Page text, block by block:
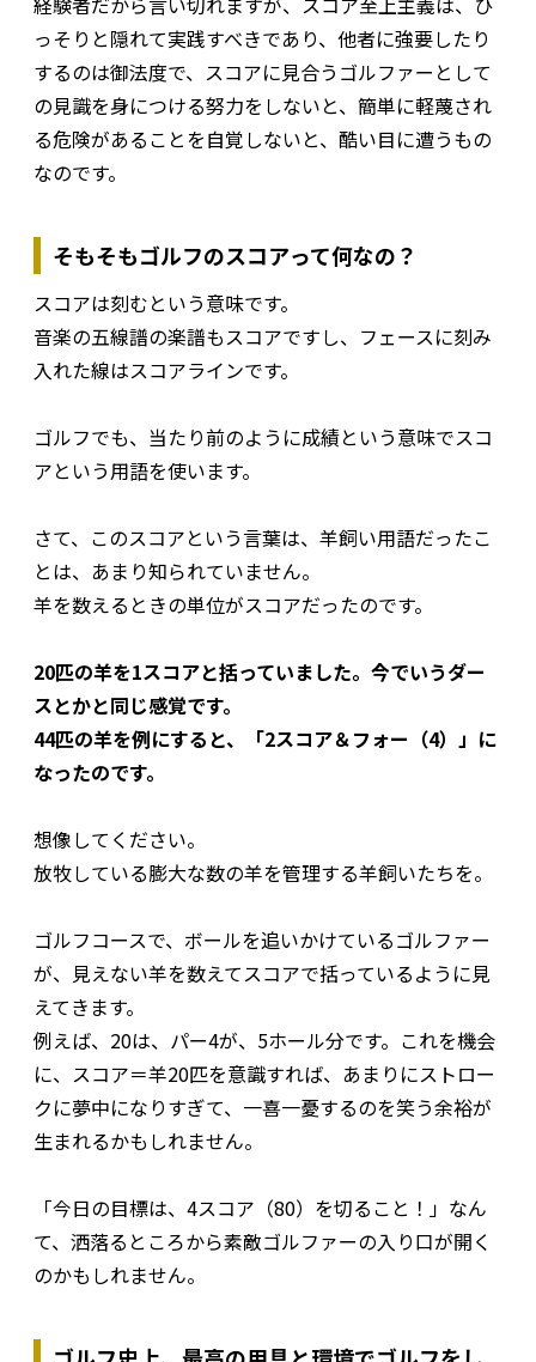
っそりと隠れて実践すべきであり、他者に強要したり
するのは御法度で、スコアに見合うゴルファーとして
の見識を身につける努力をしないと、簡単に軽蔑され
る危険があることを自覚しないと、酷い目に遭うもの
なのです。
そもそもゴルフのスコアって何なの？
スコアは刻むという意味です。
音楽の五線譜の楽譜もスコアですし、フェースに刻み
入れた線はスコアラインです。
ゴルフでも、当たり前のように成績という意味でスコ
アという用語を使います。
さて、このスコアという言葉は、羊飼い用語だったこ
とは、あまり知られていません。
羊を数えるときの単位がスコアだったのです。
20匹の羊を1スコアと括っていました。今でいうダー
スとかと同じ感覚です。
44匹の羊を例にすると、「2スコア＆フォー（4）」に
なったのです。
想像してください。
放牧している膨大な数の羊を管理する羊飼いたちを。
ゴルフコースで、ボールを追いかけているゴルファー
が、見えない羊を数えてスコアで括っているように見
えてきます。
例えば、20は、パー4が、5ホール分です。これを機会
に、スコア＝羊20匹を意識すれば、あまりにストロー
クに夢中になりすぎて、一喜一憂するのを笑う余裕が
生まれるかもしれません。
「今日の目標は、4スコア（80）を切ること！」なん
て、洒落るところから素敵ゴルファーの入り口が開く
のかもしれません。